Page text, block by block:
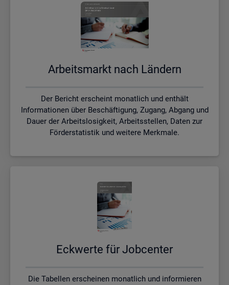
Ar­beits­markt nach Län­dern
Der Bericht erscheint monatlich und enthält
Informationen über Beschäftigung, Zugang, Abgang und
Dauer der Arbeitslosigkeit, Arbeitsstellen, Daten zur
Förderstatistik und weitere Merkmale.
Eck­wer­te für Job­cen­ter
Die Tabellen erscheinen monatlich und informieren